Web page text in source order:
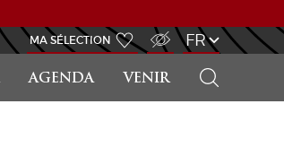
AGENDA VENIR
MA SÉLECTION FR